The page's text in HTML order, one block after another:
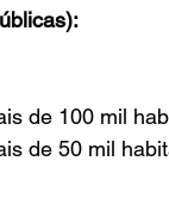
de 100 mil
de 50 mil